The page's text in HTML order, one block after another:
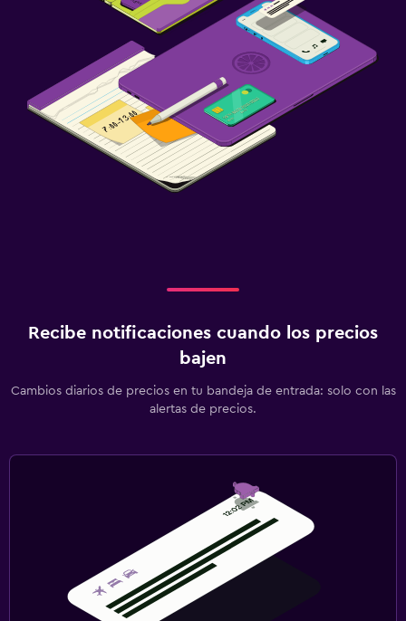
Recibe notificaciones cuando los precios
bajen
Cambios diarios de precios en tu bandeja de entrada: solo con las
alertas de precios.